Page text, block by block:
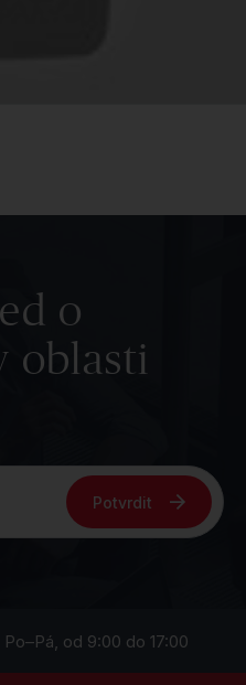
o
oblasti
Potvrdit
od 9:00 do 17:00